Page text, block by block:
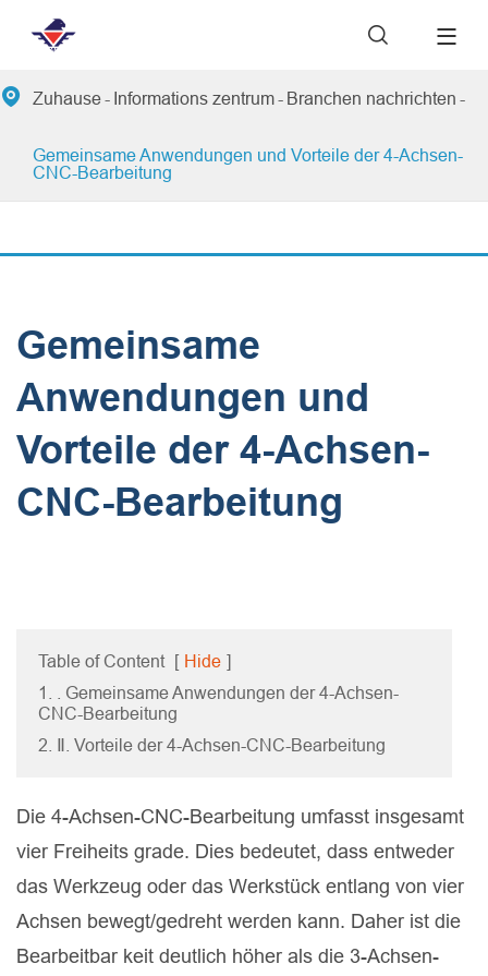

 Zuhause Informations zentrum Branchen nachrichten
Gemeinsame Anwendungen und Vorteile der 4-Achsen-
CNC-Bearbeitung
Gemeinsame
Anwendungen und
Vorteile der 4-Achsen-
CNC-Bearbeitung
Table of Content [ Hide ]
1. . Gemeinsame Anwendungen der 4-Achsen-
CNC-Bearbeitung
2. Ⅱ. Vorteile der 4-Achsen-CNC-Bearbeitung
Die 4-Achsen-CNC-Bearbeitung umfasst insgesamt
vier Freiheits grade. Dies bedeutet, dass entweder
das Werkzeug oder das Werkstück entlang von vier
Achsen bewegt/gedreht werden kann. Daher ist die
Bearbeitbar keit deutlich höher als die 3-Achsen-